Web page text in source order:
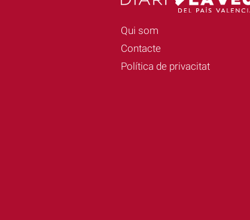
Qui som
Contacte
Política de privacitat